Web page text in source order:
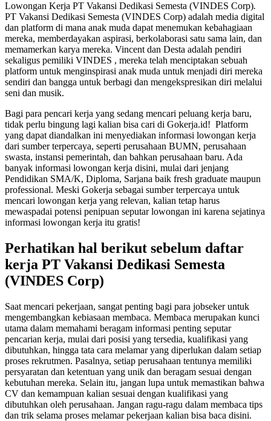
Lowongan Kerja PT Vakansi Dedikasi Semesta (VINDES Corp).
PT Vakansi Dedikasi Semesta (VINDES Corp) adalah media digital
dan platform di mana anak muda dapat menemukan kebahagiaan
mereka, memberdayakan aspirasi, berkolaborasi satu sama lain, dan
memamerkan karya mereka. Vincent dan Desta adalah pendiri
sekaligus pemiliki VINDES , mereka telah menciptakan sebuah
platform untuk menginspirasi anak muda untuk menjadi diri mereka
sendiri dan bangga untuk berbagi dan mengekspresikan diri melalui
seni dan musik.
Bagi para pencari kerja yang sedang mencari peluang kerja baru,
tidak perlu bingung lagi kalian bisa cari di Gokerja.id! Platform
yang dapat diandalkan ini menyediakan informasi lowongan kerja
dari sumber terpercaya, seperti perusahaan BUMN, perusahaan
swasta, instansi pemerintah, dan bahkan perusahaan baru. Ada
banyak informasi lowongan kerja disini, mulai dari jenjang
Pendidikan SMA/K, Diploma, Sarjana baik fresh graduate maupun
professional. Meski Gokerja sebagai sumber terpercaya untuk
mencari lowongan kerja yang relevan, kalian tetap harus
mewaspadai potensi penipuan seputar lowongan ini karena sejatinya
informasi lowongan kerja itu gratis!
Perhatikan hal berikut sebelum daftar
kerja PT Vakansi Dedikasi Semesta
(VINDES Corp)
Saat mencari pekerjaan, sangat penting bagi para jobseker untuk
mengembangkan kebiasaan membaca. Membaca merupakan kunci
utama dalam memahami beragam informasi penting seputar
pencarian kerja, mulai dari posisi yang tersedia, kualifikasi yang
dibutuhkan, hingga tata cara melamar yang diperlukan dalam setiap
proses rekrutmen. Pasalnya, setiap perusahaan tentunya memiliki
persyaratan dan ketentuan yang unik dan beragam sesuai dengan
kebutuhan mereka. Selain itu, jangan lupa untuk memastikan bahwa
CV dan kemampuan kalian sesuai dengan kualifikasi yang
dibutuhkan oleh perusahaan. Jangan ragu-ragu dalam membaca tips
dan trik selama proses melamar pekerjaan kalian bisa baca disini.